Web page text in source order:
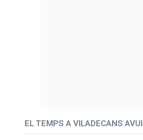
EL TEMPS A VILADECANS AVUI